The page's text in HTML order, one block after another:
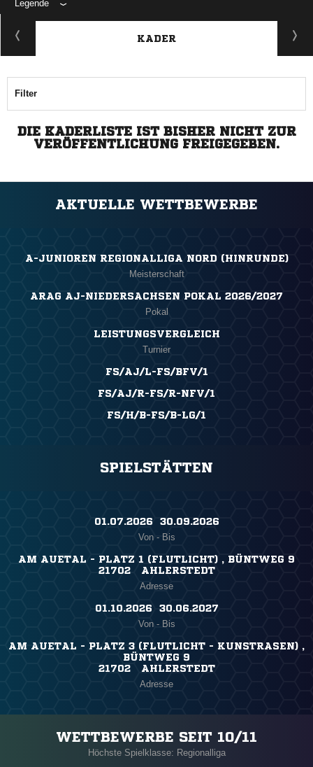
Legende
KADER
Filter
DIE KADERLISTE IST BISHER NICHT ZUR
VERÖFFENTLICHUNG FREIGEGEBEN.
AKTUELLE WETTBEWERBE
A-JUNIOREN REGIONALLIGA NORD (HINRUNDE)
Meisterschaft
ARAG AJ-NIEDERSACHSEN POKAL 2026/2027
Pokal
LEISTUNGSVERGLEICH
Turnier
FS/AJ/L-FS/BFV/1
FS/AJ/R-FS/R-NFV/1
FS/H/B-FS/B-LG/1
SPIELSTÄTTEN
01.07.2026 ​ 30.09.2026
Von - Bis
AM AUETAL - PLATZ 1 (FLUTLICHT) , BÜNTWEG 9
21702 AHLERSTEDT
Adresse
01.10.2026 ​ 30.06.2027
Von - Bis
AM AUETAL - PLATZ 3 (FLUTLICHT - KUNSTRASEN) ,
BÜNTWEG 9
21702 AHLERSTEDT
Adresse
WETTBEWERBE SEIT 10/11
Höchste Spielklasse: Regionalliga